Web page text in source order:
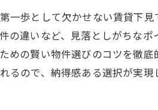
一歩として欠かせない賃貸下
の違いなど、見落としがちな
めの賢い物件選びのコツを徹
ので、納得感ある選択が実現